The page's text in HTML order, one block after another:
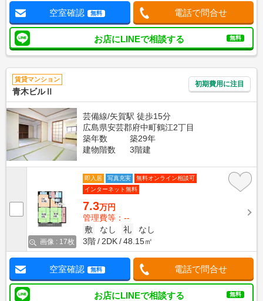
空室確認 無料 電話で問合せ
お店にLINEで相談する 無料
賃貸マンション
青木ビルⅡ
初期費用に注目
芸備線/矢賀駅 徒歩15分
広島県安芸郡府中町鶴江2丁目
築年数
築29年
建物階数
3階建
画像 : 17枚
即入居 写真充実
無料オンライン相談可
インターネット無料
7.3万円
管理費等：--
敷
なし 礼
なし
3階
2DK 48.15㎡
空室確認 無料 電話で問合せ
お店にLINEで相談する 無料